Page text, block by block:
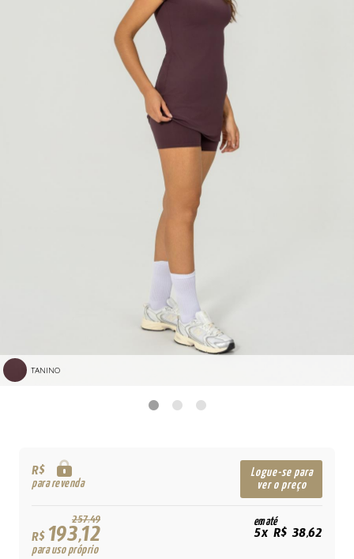
TANINO
R$
para revenda
Logue-se para
ver o preço
257,49
R$193,12
para uso próprio
em até
5x R$ 38,62